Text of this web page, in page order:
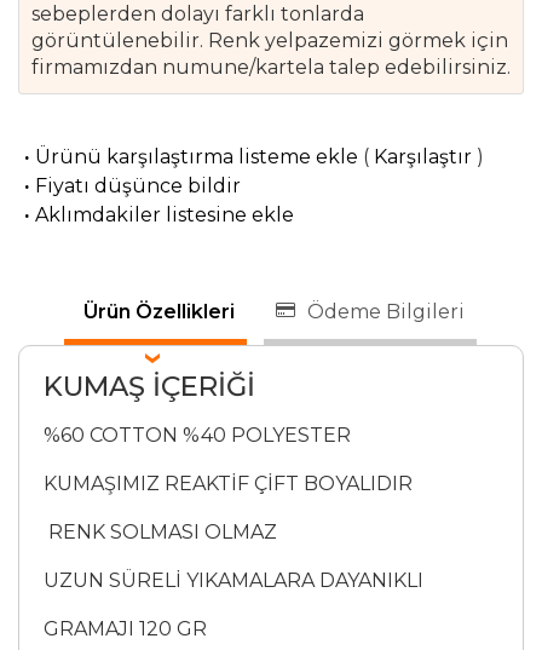
sebeplerden dolayı farklı tonlarda
görüntülenebilir. Renk yelpazemizi görmek için
firmamızdan numune/kartela talep edebilirsiniz.
· Ürünü karşılaştırma listeme ekle ( Karşılaştır)
· Fiyatı düşünce bildir
· Aklımdakiler listesine ekle
Ürün Özellikleri Ödeme Bilgileri
KUMAŞ İÇERİĞİ
%60 COTTON %40 POLYESTER
KUMAŞIMIZ REAKTİF ÇİFT BOYALIDIR
RENK SOLMASI OLMAZ
UZUN SÜRELİ YIKAMALARA DAYANIKLI
GRAMAJI 120 GR